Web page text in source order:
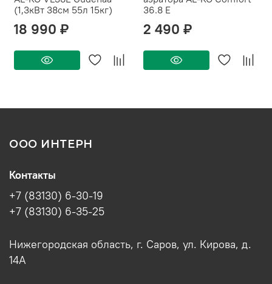
(1,3кВт 38см 55л 15кг)
18 990 ₽
36.8 E
2 490 ₽
ООО ИНТЕРН
Контакты
+7 (83130) 6-30-19
+7 (83130) 6-35-25
Нижегородская область, г. Саров, ул. Кирова, д.
14А